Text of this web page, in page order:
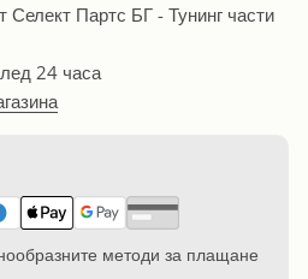
Селект Партс БГ - Тунинг части
24 часа
методи за плащане